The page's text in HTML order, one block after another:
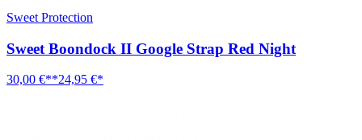
Sweet Protection
Sweet Boondock II Google Strap Red Night
30,00 €**24,95 €*